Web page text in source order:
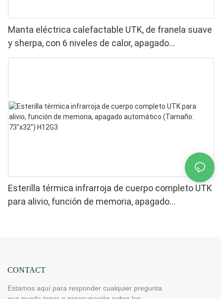
Manta eléctrica calefactable UTK, de franela suave
y sherpa, con 6 niveles de calor, apagado
automático y calefacción uniforme.
Esterilla térmica infrarroja de cuerpo completo UTK
para alivio, función de memoria, apagado
CONTACT
Estamos aquí para responder cualquier pregunta